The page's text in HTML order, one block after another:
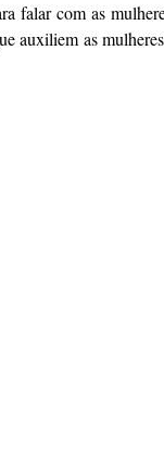
falar com as
auxiliem as